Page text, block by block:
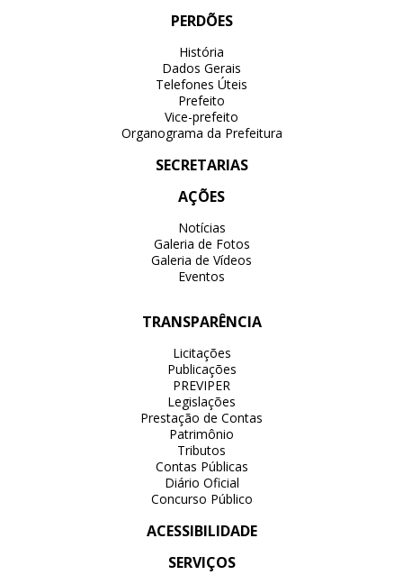
PERDÕES
História
Dados Gerais
Telefones Úteis
Prefeito
Vice-prefeito
Organograma da Prefeitura
SECRETARIAS
AÇÕES
Notícias
Galeria de Fotos
Galeria de Vídeos
Eventos
TRANSPARÊNCIA
Licitações
Publicações
PREVIPER
Legislações
Prestação de Contas
Patrimônio
Tributos
Contas Públicas
Diário Oficial
Concurso Público
ACESSIBILIDADE
SERVIÇOS